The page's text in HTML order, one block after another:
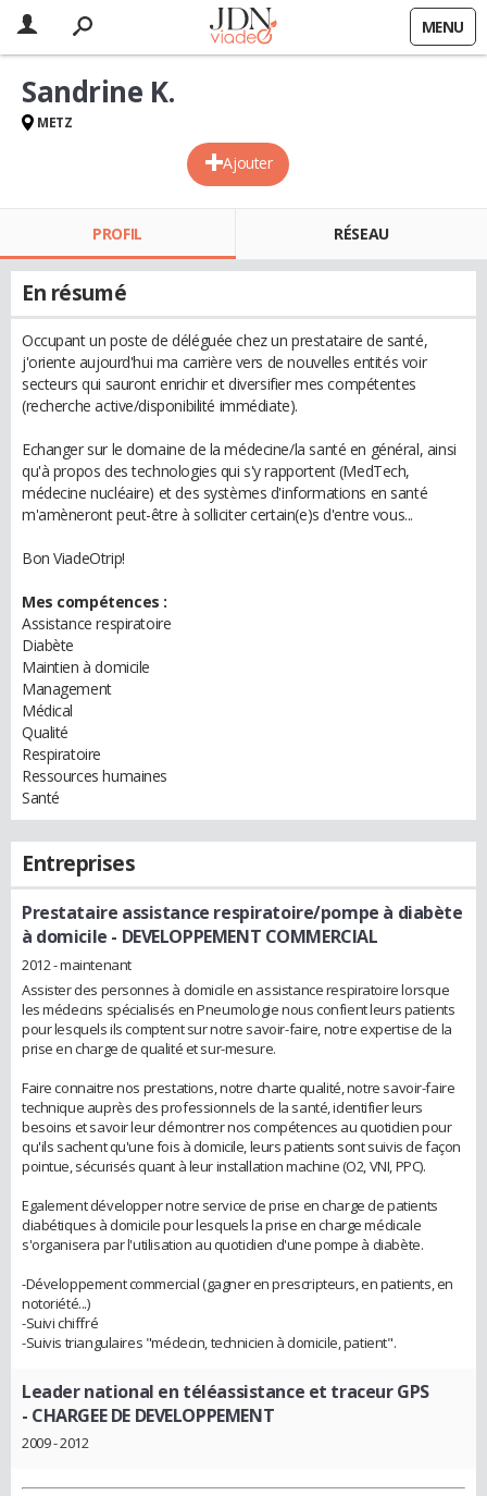
MENU
Ajouter
Sandrine K.
METZ
PROFIL RÉSEAU
En résumé
Occupant un poste de déléguée chez un prestataire de santé,
j'oriente aujourd'hui ma carrière vers de nouvelles entités voir
secteurs qui sauront enrichir et diversifier mes compétentes
(recherche active/disponibilité immédiate).
Echanger sur le domaine de la médecine/la santé en général, ainsi
qu'à propos des technologies qui s'y rapportent (MedTech,
médecine nucléaire) et des systèmes d'informations en santé
m'amèneront peut-être à solliciter certain(e)s d'entre vous...
Bon ViadeOtrip!
Mes compétences :
Assistance respiratoire
Diabète
Maintien à domicile
Management
Médical
Qualité
Respiratoire
Ressources humaines
Santé
Entreprises
Prestataire assistance respiratoire/pompe à diabète
à domicile - DEVELOPPEMENT COMMERCIAL
2012 - maintenant
Assister des personnes à domicile en assistance respiratoire lorsque
les médecins spécialisés en Pneumologie nous confient leurs patients
pour lesquels ils comptent sur notre savoir-faire, notre expertise de la
prise en charge de qualité et sur-mesure.
Faire connaitre nos prestations, notre charte qualité, notre savoir-faire
technique auprès des professionnels de la santé, identifier leurs
besoins et savoir leur démontrer nos compétences au quotidien pour
qu'ils sachent qu'une fois à domicile, leurs patients sont suivis de façon
pointue, sécurisés quant à leur installation machine (O2, VNI, PPC).
Egalement développer notre service de prise en charge de patients
diabétiques à domicile pour lesquels la prise en charge médicale
s'organisera par l'utilisation au quotidien d'une pompe à diabète.
-Développement commercial (gagner en prescripteurs, en patients, en
notoriété...)
-Suivi chiffré
-Suivis triangulaires "médecin, technicien à domicile, patient".
Leader national en téléassistance et traceur GPS
- CHARGEE DE DEVELOPPEMENT
2009 - 2012